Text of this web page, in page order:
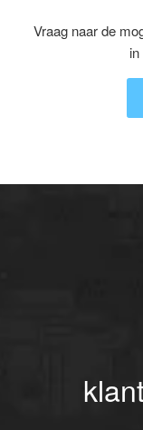
Vraag naar de